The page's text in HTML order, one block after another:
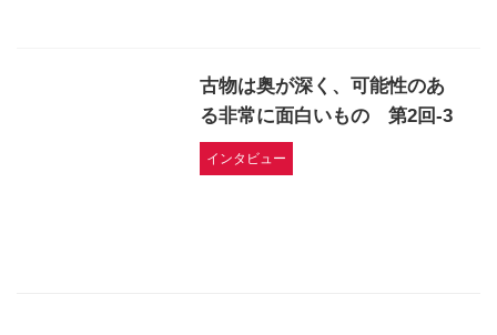
古物は奥が深く、可能性のあ
る非常に面白いもの 第2回-3
インタビュー